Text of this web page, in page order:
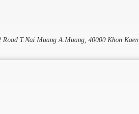
Road T.Nai Muang A.Muang, 40000 Khon Kaen